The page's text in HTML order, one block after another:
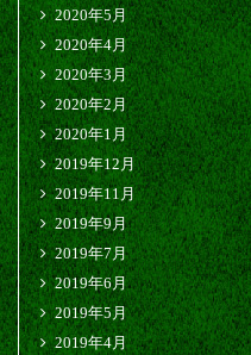
2020年5月
2020年4月
2020年3月
2020年2月
2020年1月
2019年12月
2019年11月
2019年9月
2019年7月
2019年6月
2019年5月
2019年4月